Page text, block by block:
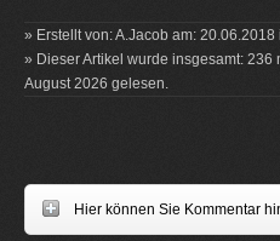
» Erstellt von: A.Jacob am:
» Dieser Artikel wurde insgesamt: 236
August 2026 gelesen.
Hier können Sie Kommentar